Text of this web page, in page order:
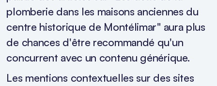
plomberie dans les maisons anciennes du
centre historique de Montélimar" aura plus
de chances d'être recommandé qu'un
concurrent avec un contenu générique.
Les mentions contextuelles sur des sites